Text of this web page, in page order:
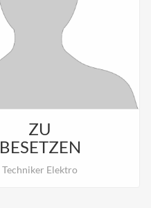
ZU
BESETZEN
Techniker Elektro